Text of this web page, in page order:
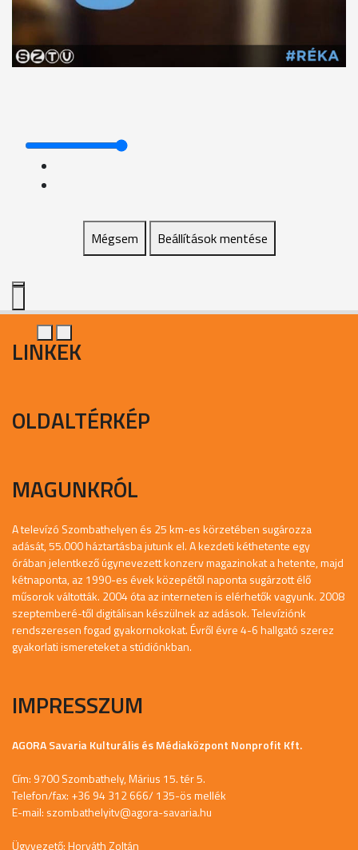
Mégsem Beállítások mentése
LINKEK
OLDALTÉRKÉP
MAGUNKRÓL
A televízó Szombathelyen és 25 km-es körzetében sugározza
adását, 55.000 háztartásba jutunk el. A kezdeti kéthetente egy
órában jelentkező úgynevezett konzerv magazinokat a hetente, majd
kétnaponta, az 1990-es évek közepétől naponta sugárzott élő
műsorok váltották. 2004 óta az interneten is elérhetők vagyunk. 2008
szeptemberé-től digitálisan készülnek az adások. Televíziónk
rendszeresen fogad gyakornokokat. Évről évre 4-6 hallgató szerez
gyakorlati ismereteket a stúdiónkban.
IMPRESSZUM
AGORA Savaria Kulturális és Médiaközpont Nonprofit Kft.
Cím: 9700 Szombathely, Márius 15. tér 5.
Telefon/fax: +36 94 312 666/ 135-ös mellék
E-mail: szombathelyitv@agora-savaria.hu
Ügyvezető: Horváth Zoltán